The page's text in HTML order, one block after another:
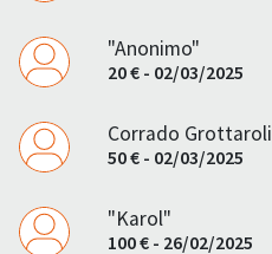
"Anonimo"
20 € - 02/03/2025
Corrado Grottaroli
50 € - 02/03/2025
"Karol"
100 € - 26/02/2025